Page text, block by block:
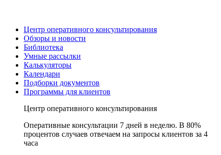
Центр оперативного консультирования
Обзоры и новости
Библиотека
Умные рассылки
Калькуляторы
Календари
Подборки документов
Программы для клиентов
Центр оперативного консультирования
Оперативные консультации 7 дней в неделю. В 80%
процентов случаев отвечаем на запросы клиентов за 4
часа